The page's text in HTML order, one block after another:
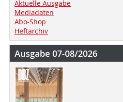
Aktuelle Ausgabe
Mediadaten
Abo-Shop
Heftarchiv
Ausgabe 07-08/2026